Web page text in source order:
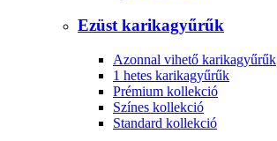
Ezüst karikagyűrűk
Azonnal vihető karikagyűrűk
1 hetes karikagyűrűk
Prémium kollekció
Színes kollekció
Standard kollekció